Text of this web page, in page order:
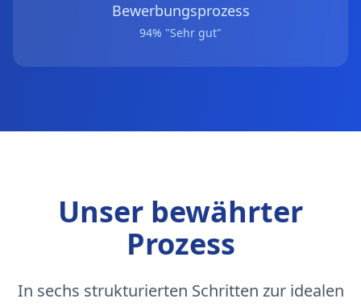
Bewerbungsprozess
94% "Sehr gut"
Unser bewährter
Prozess
In sechs strukturierten Schritten zur idealen